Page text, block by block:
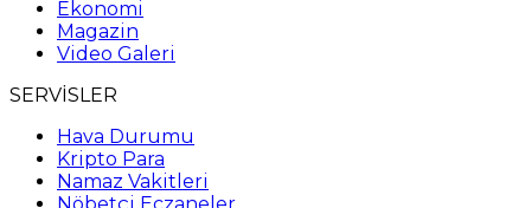
Ekonomi
Magazin
Video Galeri
SERVİSLER
Hava Durumu
Kripto Para
Namaz Vakitleri